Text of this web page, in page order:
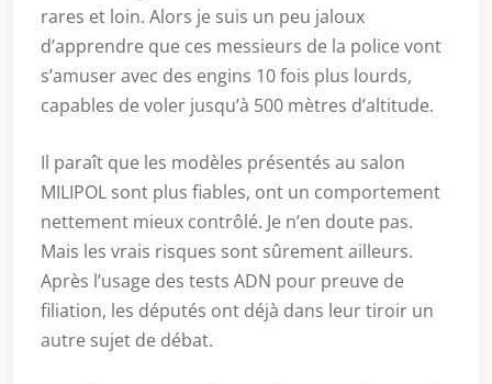
rares et loin. Alors je suis un peu jaloux
d’apprendre que ces messieurs de la police vont
s’amuser avec des engins 10 fois plus lourds,
capables de voler jusqu’à 500 mètres d’altitude.
Il paraît que les modèles présentés au salon
MILIPOL sont plus fiables, ont un comportement
nettement mieux contrôlé. Je n’en doute pas.
Mais les vrais risques sont sûrement ailleurs.
Après l’usage des tests ADN pour preuve de
filiation, les députés ont déjà dans leur tiroir un
autre sujet de débat.